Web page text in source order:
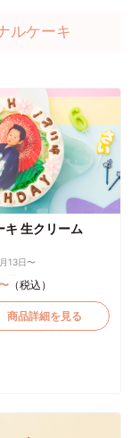
ルケーキ
キ 生クリーム
13日〜
（税込）
品詳細を見る